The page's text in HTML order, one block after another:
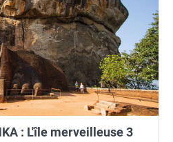
: L'île merveilleuse 3